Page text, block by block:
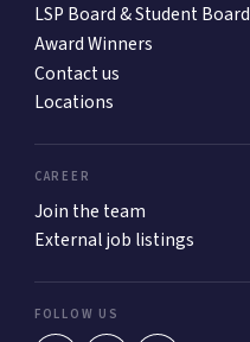
LSP Board & Student Board
Award Winners
Contact us
Locations
CAREER
Join the team
External job listings
FOLLOW US